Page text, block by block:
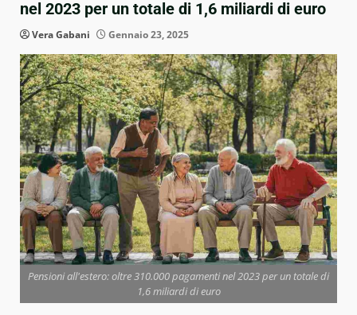
nel 2023 per un totale di 1,6 miliardi di euro
Vera Gabani Gennaio 23, 2025
Pensioni all'estero: oltre 310.000 pagamenti nel 2023 per un totale di
1,6 miliardi di euro